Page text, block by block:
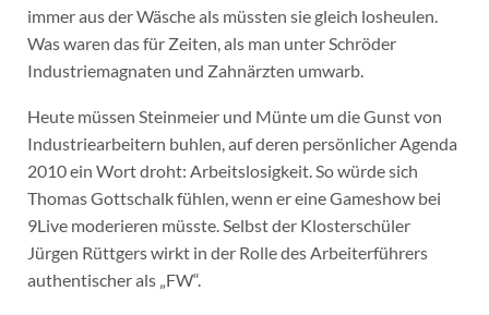
immer aus der Wäsche als müssten sie gleich losheulen.
Was waren das für Zeiten, als man unter Schröder
Industriemagnaten und Zahnärzten umwarb.
Heute müssen Steinmeier und Münte um die Gunst von
Industriearbeitern buhlen, auf deren persönlicher Agenda
2010 ein Wort droht: Arbeitslosigkeit. So würde sich
Thomas Gottschalk fühlen, wenn er eine Gameshow bei
9Live moderieren müsste. Selbst der Klosterschüler
Jürgen Rüttgers wirkt in der Rolle des Arbeiterführers
authentischer als „FW“.